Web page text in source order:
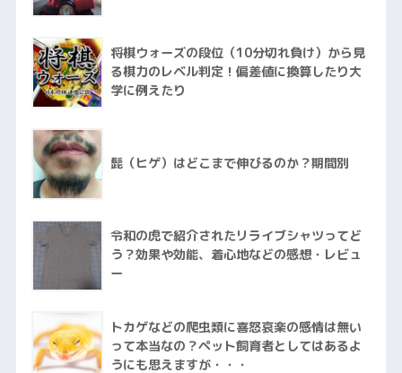
将棋ウォーズの段位（10分切れ負け）から見
る棋力のレベル判定！偏差値に換算したり大
学に例えたり
髭（ヒゲ）はどこまで伸びるのか？期間別
令和の虎で紹介されたリライブシャツってど
う？効果や効能、着心地などの感想・レビュ
ー
トカゲなどの爬虫類に喜怒哀楽の感情は無い
って本当なの？ペット飼育者としてはあるよ
うにも思えますが・・・